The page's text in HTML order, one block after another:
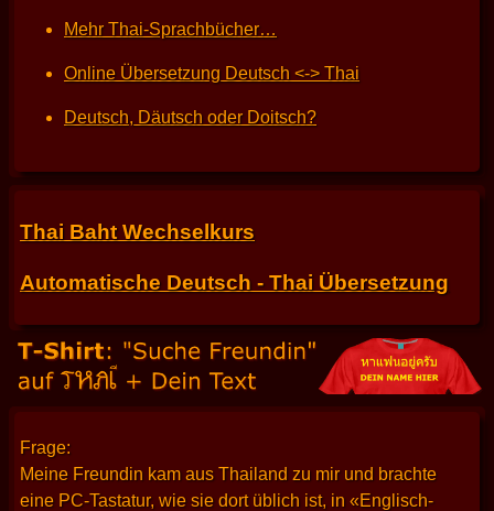
Mehr Thai-Sprachbücher…
Online Übersetzung Deutsch <-> Thai
Deutsch, Däutsch oder Doitsch?
Thai Baht Wechselkurs
Automatische Deutsch - Thai Übersetzung
Frage:
Meine Freundin kam aus Thailand zu mir und brachte
eine PC-Tastatur, wie sie dort üblich ist, in «Englisch-